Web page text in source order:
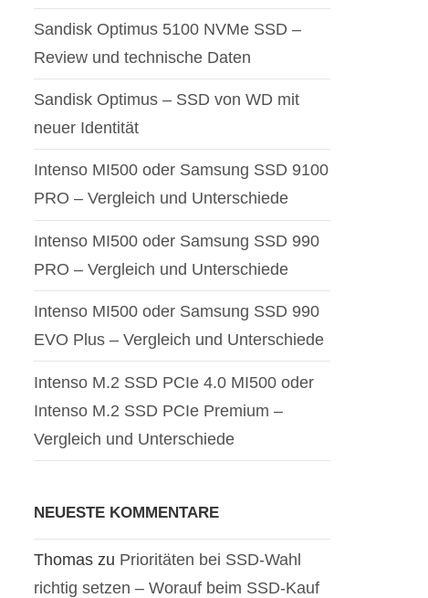
Sandisk Optimus 5100 NVMe SSD –
Review und technische Daten
Sandisk Optimus – SSD von WD mit
neuer Identität
Intenso MI500 oder Samsung SSD 9100
PRO – Vergleich und Unterschiede
Intenso MI500 oder Samsung SSD 990
PRO – Vergleich und Unterschiede
Intenso MI500 oder Samsung SSD 990
EVO Plus – Vergleich und Unterschiede
Intenso M.2 SSD PCIe 4.0 MI500 oder
Intenso M.2 SSD PCIe Premium –
Vergleich und Unterschiede
NEUESTE KOMMENTARE
Thomaszu Prioritäten bei SSD-Wahl
richtig setzen – Worauf beim SSD-Kauf